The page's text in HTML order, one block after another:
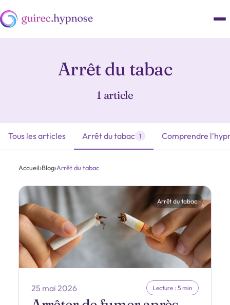
Arrêt du tabac
1 article
Tous les articles Arrêt du tabac 1 Comprendre
Accueil›Blog›Arrêt du tabac
Arrêt du tabac
25 mai 2026 Lecture : 5 min